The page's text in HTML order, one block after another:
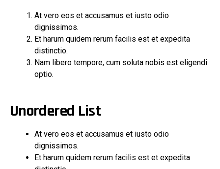
At vero eos et accusamus et iusto odio
dignissimos.
Et harum quidem rerum facilis est et expedita
distinctio.
Nam libero tempore, cum soluta nobis est eligendi
optio.
Unordered List
At vero eos et accusamus et iusto odio
dignissimos.
Et harum quidem rerum facilis est et expedita